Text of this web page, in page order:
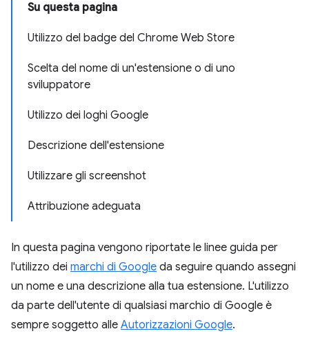
Su questa pagina
Utilizzo del badge del Chrome Web Store
Scelta del nome di un'estensione o di uno
sviluppatore
Utilizzo dei loghi Google
Descrizione dell'estensione
Utilizzare gli screenshot
Attribuzione adeguata
In questa pagina vengono riportate le linee guida per
l'utilizzo dei marchi di Google da seguire quando assegni
un nome e una descrizione alla tua estensione. L'utilizzo
da parte dell'utente di qualsiasi marchio di Google è
sempre soggetto alle Autorizzazioni Google.